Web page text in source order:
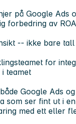
på Google Ads
forbedring av
-- ikke bare tall
for
teamet
Google Ads og
som ser fint ut i
med ett eller